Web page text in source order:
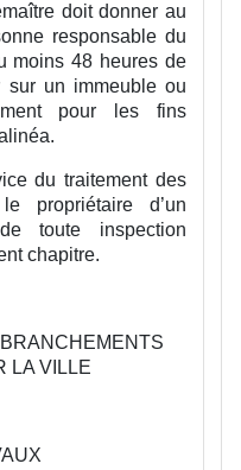
doit donner au
responsable du
moins 48 heures de
sur un immeuble ou
pour les fins
du traitement des
propriétaire d’un
toute inspection
chapitre.
LA VILLE